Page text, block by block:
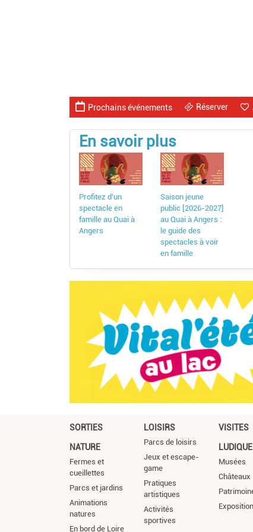
Réserver
Prochains événements
En savoir plus
Profitez d'un
spectacle en
famille au Quai à
Angers
Saison jeune
public [2026-2027]
au Quai à Angers :
le guide des
spectacles à voir
en famille
SORTIES
NATURE
Fermes et
cueillettes
Parcs et jardins
Animations
natures
En bord de Loire
LOISIRS
Parcs de loisirs
Jeux et escape-
game
Pratiques
artistiques
Activités
sportives
VISITES
Musées
Châteaux